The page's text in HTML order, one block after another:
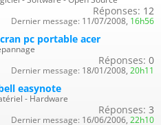
Réponses: 12
Dernier message: 11/07/2008, 16h56
pc portable acer
Réponses: 0
Dernier message: 18/01/2008, 20h11
easynote
- Hardware
Réponses: 3
Dernier message: 16/06/2006, 22h10